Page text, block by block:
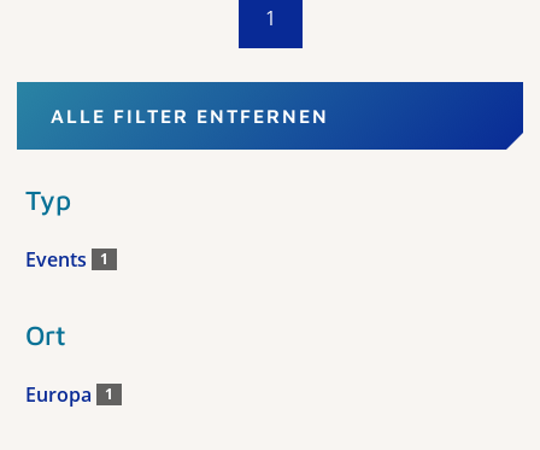
1
ALLE FILTER ENTFERNEN
Typ
Events 1
Ort
Europa 1